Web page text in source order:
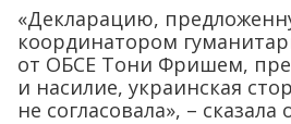
«Декларацию,
координатором
от ОБСЕ Тони Фришем,
и насилие, украинская
не согласовала», – сказала